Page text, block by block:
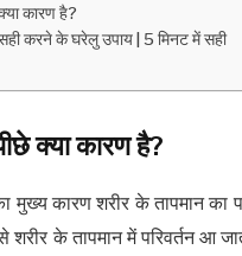
कारण है?
करने के घरेलु उपाय | 5 मिनट में सही
क्या कारण है?
मुख्य कारण शरीर के तापमान का
के तापमान में परिवर्तन आ